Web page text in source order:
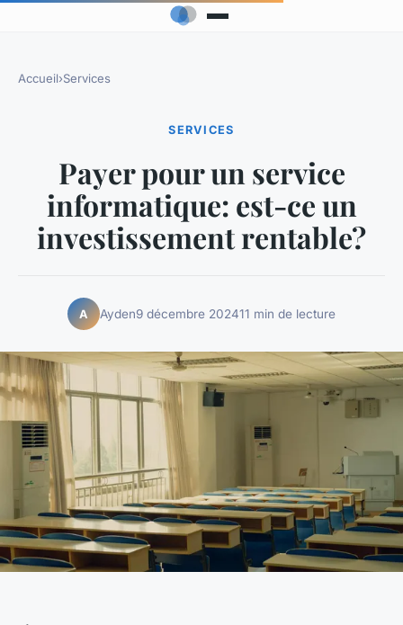
Accueil›Services
SERVICES
Payer pour un service
informatique: est-ce un
investissement rentable?
A Ayden9 décembre 202411 min de lecture